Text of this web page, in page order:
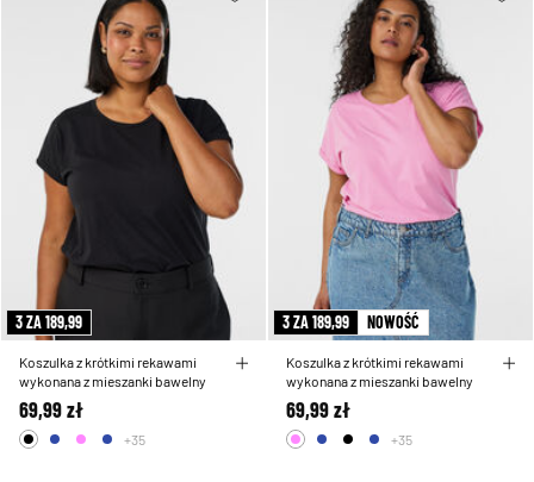
3 ZA 189,99
Koszulka z krótkimi rekawami
wykonana z mieszanki bawelny
69,99 zł
+35
3 ZA 189,99 NOWOŚĆ
Koszulka z krótkimi rekawami
wykonana z mieszanki bawelny
69,99 zł
+35